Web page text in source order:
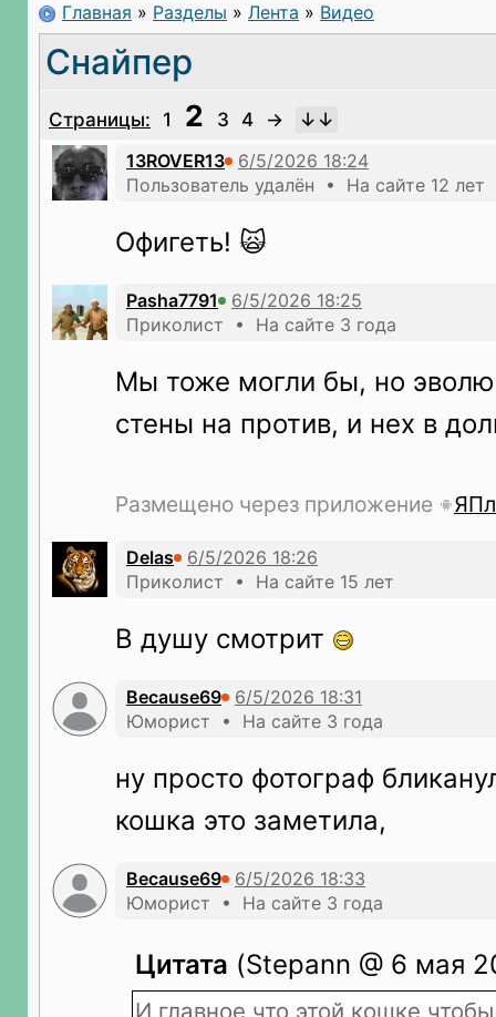
Главная » Разделы » Лента » Видео
Снайпер
Страницы: 1 2 3 4
→
13ROVER13
Пользователь удалён • На сайте 12 лет
Офигеть! 🙀
Pasha7791
Приколист • На сайте 3 года
Мы тоже могли бы, но
стены на против, и нех в
Размещено через приложение
Delas
Приколист • На сайте 15 лет
В душу смотрит
Because69
Юморист • На сайте 3 года
ну просто фотограф
кошка это заметила,
Because69
Юморист • На сайте 3 года
Цитата (Stepann @ 6 мая
И главное что этой кошке